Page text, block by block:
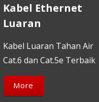
Kabel Ethernet
Luaran
Kabel Luaran Tahan Air
Cat.6 dan Cat.5e Terbaik
More